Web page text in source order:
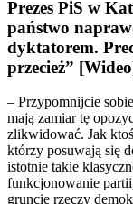
Prezes PiS w
państwo
dyktatorem.
przecież”
– Przypomnijcie
mają zamiar tę
zlikwidować. Jak
którzy posuwają się
istotnie takie
funkcjonowanie
gruncie rzeczy